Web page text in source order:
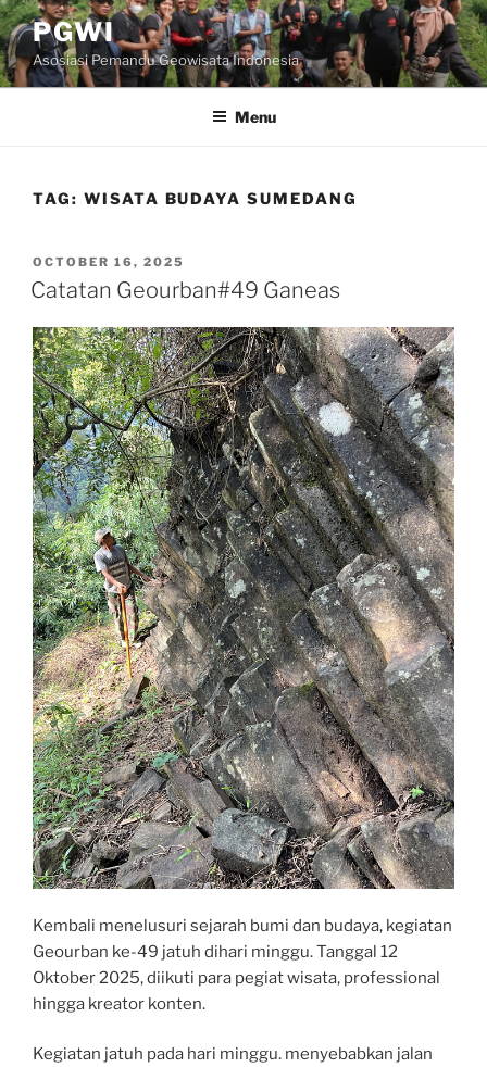
Skip
to
content
PGWI
Asosiasi Pemandu Geowisata Indonesia
Menu
TAG: WISATA BUDAYA SUMEDANG
POSTED
ON
OCTOBER 16, 2025
Catatan Geourban#49 Ganeas
Kembali menelusuri sejarah bumi dan budaya, kegiatan
Geourban ke-49 jatuh dihari minggu. Tanggal 12
Oktober 2025, diikuti para pegiat wisata, professional
hingga kreator konten.
Kegiatan jatuh pada hari minggu. menyebabkan jalan